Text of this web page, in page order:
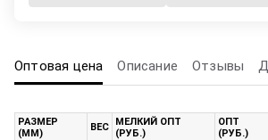
Оптовая цена Описание Отзывы
РАЗМЕР
(ММ)
ВЕС
МЕЛКИЙ ОПТ
(РУБ.)
ОПТ
(РУБ.)